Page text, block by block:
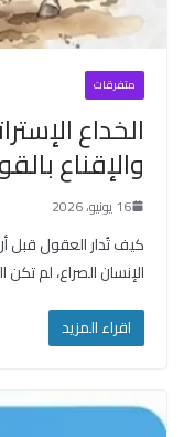
متفرقات
الخداع
والإقناع
16 يونيو، 2026
كيف تُدار العقول قبل
الإنسان الصراع، لم
اقراء المزيد